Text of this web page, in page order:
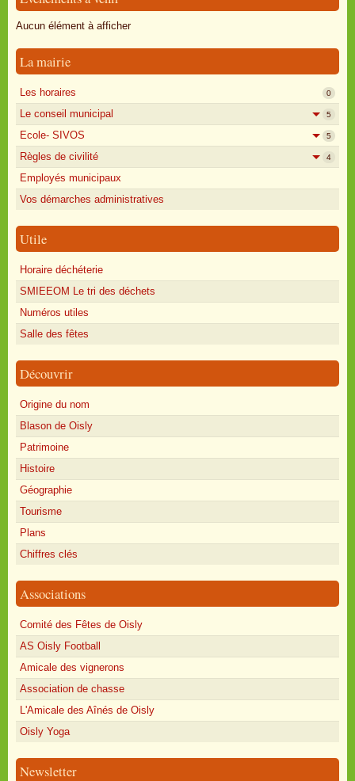
Oisly autrefois
Annonces
Aucun élément à afficher
La mairie
Les horaires 0
Le conseil municipal 5
Ecole- SIVOS 5
Règles de civilité 4
Employés municipaux
Vos démarches administratives
Utile
Horaire déchéterie
SMIEEOM Le tri des déchets
Numéros utiles
Salle des fêtes
Découvrir
Origine du nom
Blason de Oisly
Patrimoine
Histoire
Géographie
Tourisme
Plans
Chiffres clés
Associations
Comité des Fêtes de Oisly
AS Oisly Football
Amicale des vignerons
Association de chasse
L'Amicale des Aînés de Oisly
Oisly Yoga
Newsletter